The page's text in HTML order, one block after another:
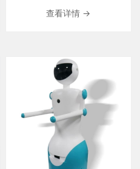
查看详情 →